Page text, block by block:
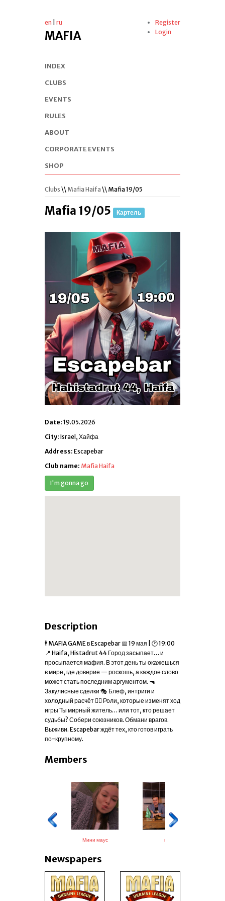
en ru
MAFIA
Register
Login
INDEX
CLUBS
EVENTS
RULES
ABOUT
CORPORATE EVENTS
SHOP
Clubs \\ Mafia Haifa \\ Mafia 19/05
Mafia 19/05 Картель
Date: 19.05.2026
City: Israel, Хайфа
Address: Escapebar
Club name: Mafia Haifa
Description
🕴️ MAFIA GAME в Escapebar 📅 19 мая | 🕐 19:00
📍 Haifa, Histadrut 44 Город засыпает… и
просыпается мафия. В этот день ты окажешься
в мире, где доверие — роскошь, а каждое слово
может стать последним аргументом. 🔫
Закулисные сделки 🎭 Блеф, интриги и
холодный расчёт 🕵️‍♂️ Роли, которые изменят ход
игры Ты мирный житель… или тот, кто решает
судьбы? Собери союзников. Обмани врагов.
Выживи. Escapebar ждёт тех, кто готов играть
по-крупному.
Members
Мини маус кот
Newspapers